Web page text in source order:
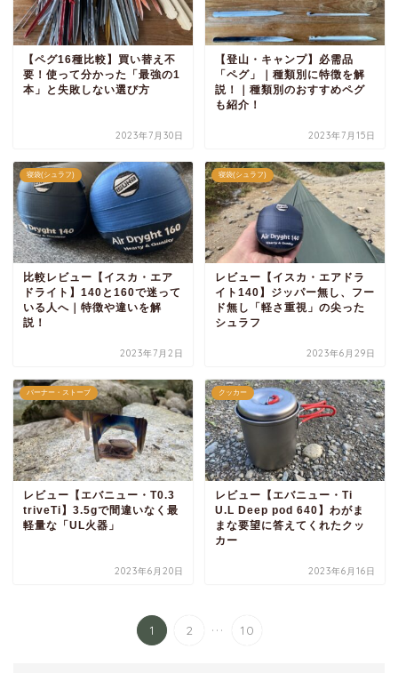
【ペグ16種比較】買い替え不
要！使って分かった「最強の1
本」と失敗しない選び方
2023年7月30日
【登山・キャンプ】必需品
「ペグ」｜種類別に特徴を解
説！｜種類別のおすすめペグ
も紹介！
2023年7月15日
寝袋(シュラフ)
比較レビュー【イスカ・エア
ドライト】140と160で迷って
いる人へ｜特徴や違いを解
説！
2023年7月2日
寝袋(シュラフ)
レビュー【イスカ・エアドラ
イト140】ジッパー無し、フー
ド無し「軽さ重視」の尖った
シュラフ
2023年6月29日
バーナー・ストーブ
レビュー【エバニュー・T0.3
triveTi】3.5gで間違いなく最
軽量な「UL火器」
2023年6月20日
クッカー
レビュー【エバニュー・Ti
U.L Deep pod 640】わがま
まな要望に答えてくれたクッ
カー
2023年6月16日
1 2 ... 10